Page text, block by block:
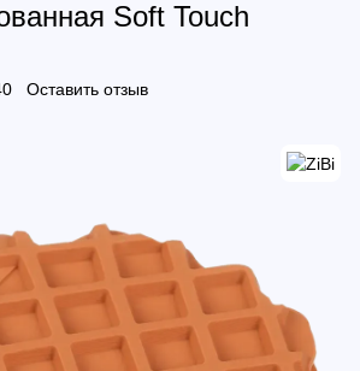
Soft Touch
Оставить отзыв